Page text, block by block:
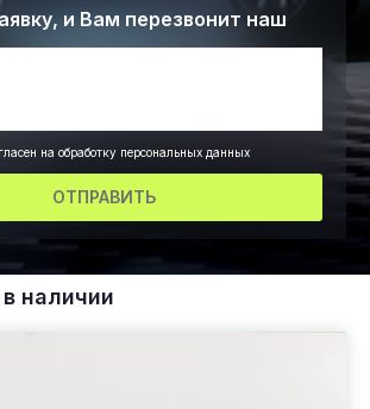
и Вам перезвонит наш
на обработку персональных данных
ОТПРАВИТЬ
наличии